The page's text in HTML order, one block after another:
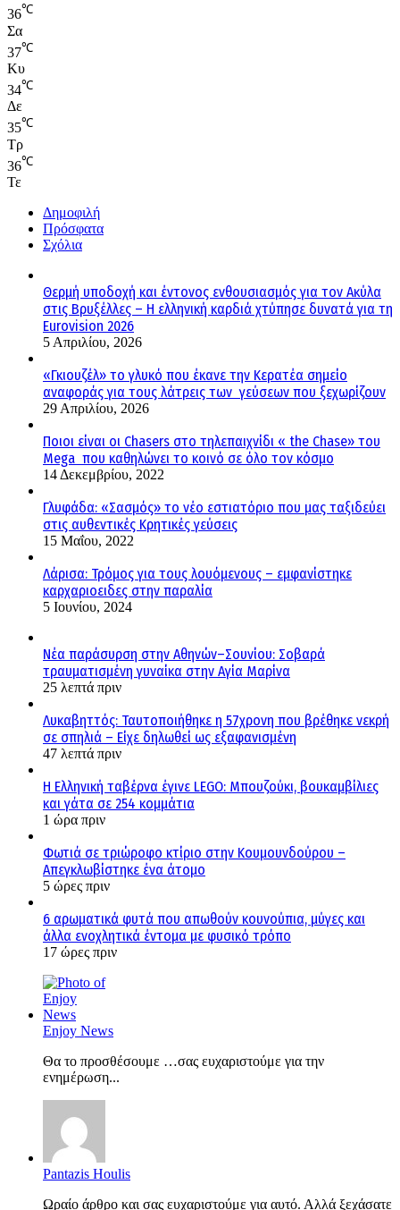
36℃
Σα
37℃
Κυ
34℃
Δε
35℃
Τρ
36℃
Τε
Δημοφιλή
Πρόσφατα
Σχόλια
Θερμή υποδοχή και έντονος ενθουσιασμός για τον Ακύλα
στις Βρυξέλλες – Η ελληνική καρδιά χτύπησε δυνατά για τη
Eurovision 2026
5 Απριλίου, 2026
«Γκιουζέλ» το γλυκό που έκανε την Κερατέα σημείο
αναφοράς για τους λάτρεις των γεύσεων που ξεχωρίζουν
29 Απριλίου, 2026
Ποιοι είναι οι Chasers στο τηλεπαιχνίδι « the Chase» του
Mega που καθηλώνει το κοινό σε όλο τον κόσμο
14 Δεκεμβρίου, 2022
Γλυφάδα: «Σασμός» το νέο εστιατόριο που μας ταξιδεύει
στις αυθεντικές Κρητικές γεύσεις
15 Μαΐου, 2022
Λάρισα: Τρόμος για τους λουόμενους – εμφανίστηκε
καρχαριοειδες στην παραλία
5 Ιουνίου, 2024
Νέα παράσυρση στην Αθηνών–Σουνίου: Σοβαρά
τραυματισμένη γυναίκα στην Αγία Μαρίνα
25 λεπτά πριν
Λυκαβηττός: Ταυτοποιήθηκε η 57χρονη που βρέθηκε νεκρή
σε σπηλιά – Είχε δηλωθεί ως εξαφανισμένη
47 λεπτά πριν
H Ελληνική ταβέρνα έγινε LEGO: Μπουζούκι, βουκαμβίλιες
και γάτα σε 254 κομμάτια
1 ώρα πριν
Φωτιά σε τριώροφο κτίριο στην Κουμουνδούρου –
Απεγκλωβίστηκε ένα άτομο
5 ώρες πριν
6 αρωματικά φυτά που απωθούν κουνούπια, μύγες και
άλλα ενοχλητικά έντομα με φυσικό τρόπο
17 ώρες πριν
Enjoy News
Θα το προσθέσουμε …σας ευχαριστούμε για την
ενημέρωση...
Pantazis Houlis
Ωραίο άρθρο και σας ευχαριστούμε για αυτό. Αλλά ξεχάσατε